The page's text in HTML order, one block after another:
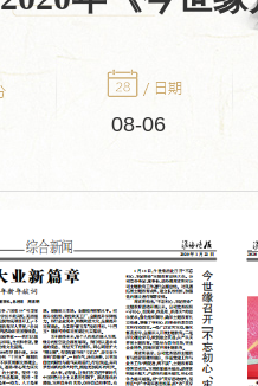
08-06